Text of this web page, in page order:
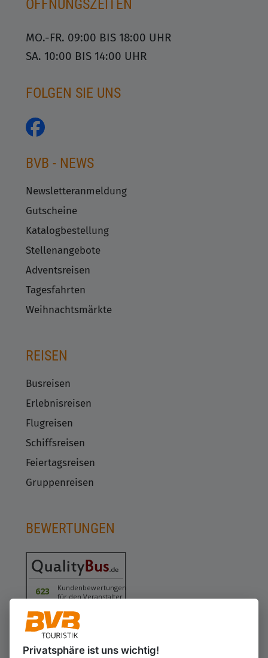
ÖFFNUNGSZEITEN
MO.-FR. 09:00 BIS 18:00 UHR
SA. 10:00 BIS 14:00 UHR
FOLGEN SIE UNS
BVB - NEWS
Newsletteranmeldung
Gutscheine
Katalogbestellung
Stellenangebote
Adventsreisen
Tagesfahrten
Weihnachtsmärkte
REISEN
Busreisen
Erlebnisreisen
Flugreisen
Schiffsreisen
Feiertagsreisen
Gruppenreisen
BEWERTUNGEN
623
Kundenbewertungen
für den Veranstalter
Gesamtbewertung
4.43von 5.00
Weiterempfehlung
97%
10.08.2026
Privatsphäre ist uns wichtig!